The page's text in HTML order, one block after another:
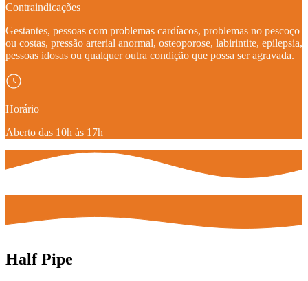
Contraindicações
Gestantes, pessoas com problemas cardíacos, problemas no pescoço
ou costas, pressão arterial anormal, osteoporose, labirintite, epilepsia,
pessoas idosas ou qualquer outra condição que possa ser agravada.
Horário
Aberto das 10h às 17h
Half Pipe